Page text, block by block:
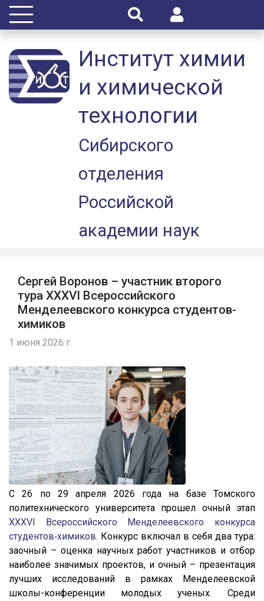
Институт химии
и химической
технологии
Сибирского
отделения
Российской
академии наук
Сергей Воронов – участник второго
тура XXXVI Всероссийского
Менделеевского конкурса студентов-
химиков
1 июня 2026 г.
С 26 по 29 апреля 2026 года на базе Томского
политехнического университета прошел очный этап
XXXVI Всероссийского Менделеевского конкурса
студентов‑химиков. Конкурс включал в себя два тура:
заочный – оценка научных работ участников и отбор
наиболее значимых проектов, и очный – презентация
лучших исследований в рамках Менделеевской
школы-конференции молодых ученых. Среди